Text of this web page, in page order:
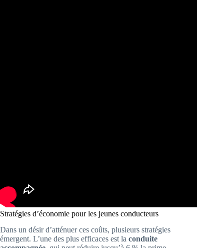
Stratégies d’économie pour les jeunes conducteurs
Dans un désir d’atténuer ces coûts, plusieurs stratégies
émergent. L’une des plus efficaces est la conduite